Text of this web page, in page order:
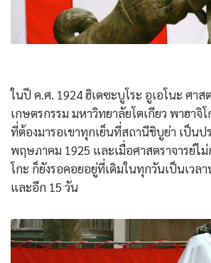
ในปี ค.ศ. 1924 ฮิเดซะบูโระ อูเอโนะ ศา
เกษตรกรรม มหาวิทยาลัยโตเกียว พาฮาจิ
ที่ต้องมารอเขาทุกเย็นที่สถานีชิบูย่า เป็นป
พฤษภาคม 1925 และเมื่อศาสตราจารย์ไ
โกะ ก็ยังรอคอยอยู่ที่เดิมในทุกวันเป็นเวล
และอีก 15 วัน